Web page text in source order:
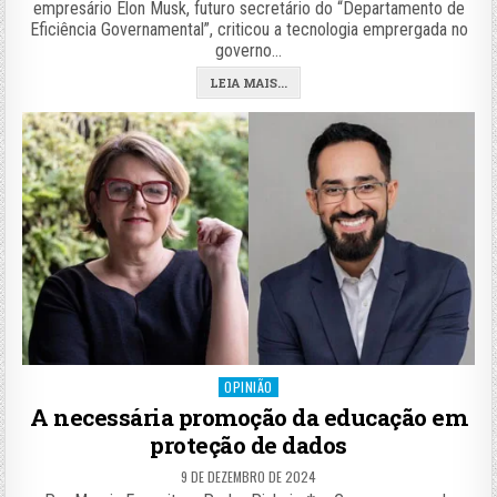
empresário Elon Musk, futuro secretário do “Departamento de
Eficiência Governamental”, criticou a tecnologia emprergada no
governo…
LEIA MAIS...
Posted
OPINIÃO
A necessária promoção da educação em
proteção de dados
9 DE DEZEMBRO DE 2024